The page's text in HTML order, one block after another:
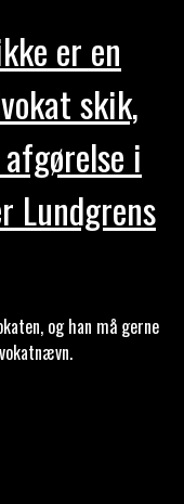
er en
skik,
i
Lundgrens
og han må gerne